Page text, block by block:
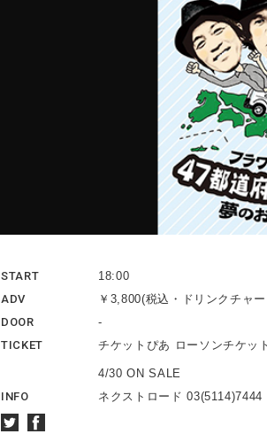
START
18:00
ADV
￥3,800(税込・ドリンクチャ
DOOR
-
TICKET
チケットぴあ ローソンチケ
4/30 ON SALE
INFO
ネクストロード 03(5114)7444